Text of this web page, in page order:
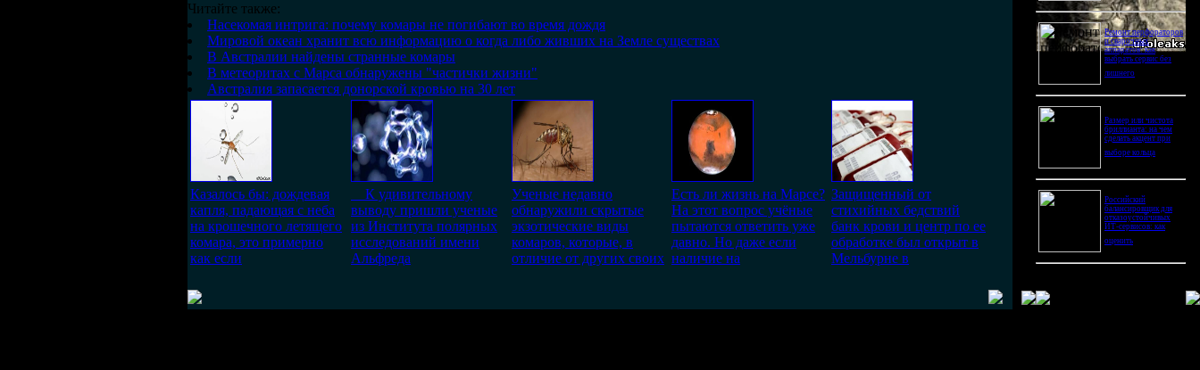
Читайте также:
Насекомая интрига: почему комары не погибают во время дождя
Мировой океан хранит всю информацию о когда либо живших на Земле существах
В Австралии найдены странные комары
В метеоритах с Марса обнаружены "частички жизни"
Австралия запасается донорской кровью на 30 лет
Казалось бы: дождевая
капля, падающая с неба
на крошечного летящего
комара, это примерно
как если
К удивительному
выводу пришли ученые
из Института полярных
исследований имени
Альфреда
Ученые недавно
обнаружили скрытые
экзотические виды
комаров, которые, в
отличие от других своих
Есть ли жизнь на Марсе?
На этот вопрос учёные
пытаются ответить уже
давно. Но даже если
наличие на
Защищенный от
стихийных бедствий
банк крови и центр по ее
обработке был открыт в
Мельбурне в
Ремонт перфораторов
и сварочных
аппаратов: как
выбрать сервис без
лишнего
Размер или чистота
бриллианта: на чем
сделать акцент при
выборе кольца
Российский
балансировщик для
отказоустойчивых
ИТ-сервисов: как
оценить